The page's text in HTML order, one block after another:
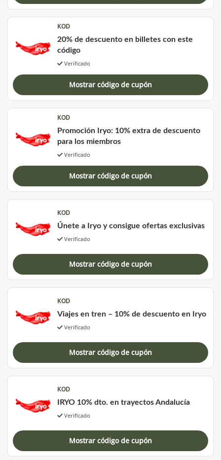
KOD
20% de descuento en billetes con este
código
Verificado
Mostrar código de cupón
KOD
Promoción Iryo: 10% extra de descuento
para los miembros
Verificado
Mostrar código de cupón
KOD
Únete a Iryo y consigue ofertas exclusivas
Verificado
Mostrar código de cupón
KOD
Viajes en tren – 10% de descuento en Iryo
Verificado
Mostrar código de cupón
KOD
IRYO 10% dto. en trayectos Andalucía
Verificado
Mostrar código de cupón